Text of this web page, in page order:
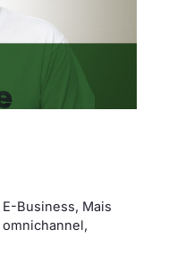
E-Business, Mais
omnichannel,